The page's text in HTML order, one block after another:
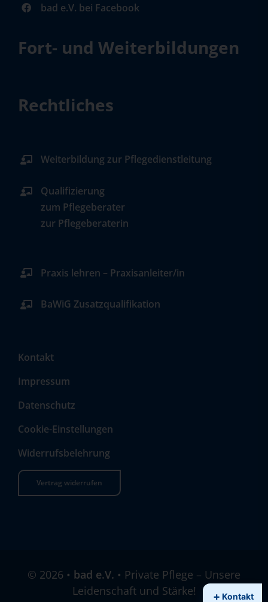
bad e.V. bei Facebook
Fort- und Weiterbildungen
Rechtliches
Weiterbildung zur Pflegedienstleitung
Qualifizierung
zum Pflegeberater
zur Pflegeberaterin
Praxis lehren – Praxisanleiter/in
BaWiG Zusatzqualifikation
Kontakt
Impressum
Datenschutz
Cookie-Einstellungen
Widerrufsbelehrung
Vertrag widerrufen
© 2026 • bad e.V. • Private Pflege – Unsere
Leidenschaft und Stärke!